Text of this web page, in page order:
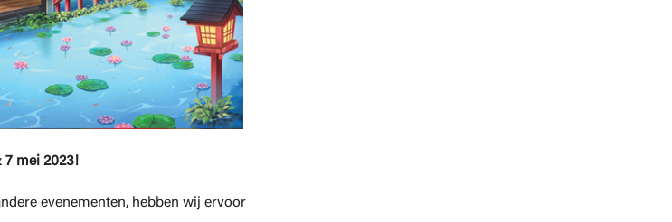
7 mei 2023!
evenementen, hebben wij ervoor